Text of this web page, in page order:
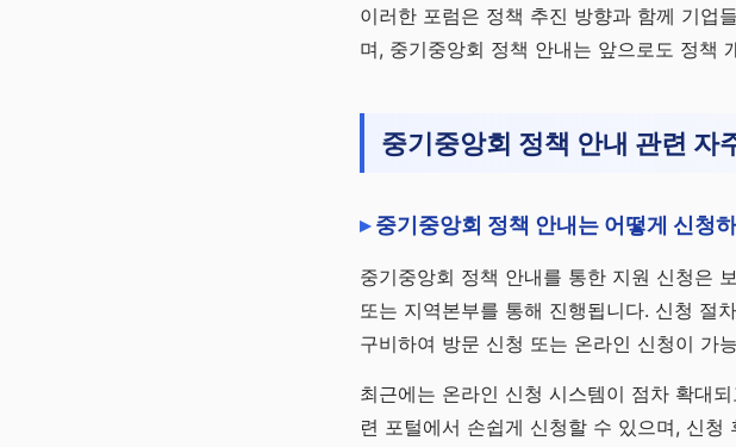
이러한 포럼은 정책 추진 방향과 함께 기업
며, 중기중앙회 정책 안내는 앞으로도 정책
중기중앙회 정책 안내 관련 자
중기중앙회 정책 안내는 어떻게 신청
중기중앙회 정책 안내를 통한 지원 신청은
또는 지역본부를 통해 진행됩니다. 신청 절
구비하여 방문 신청 또는 온라인 신청이 가
최근에는 온라인 신청 시스템이 점차 확대
련 포털에서 손쉽게 신청할 수 있으며, 신